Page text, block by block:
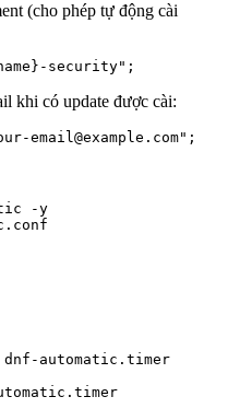
(cho phép tự động cài
security";
khi có update được cài:
email@example.com";
-y
dnf-automatic.timer